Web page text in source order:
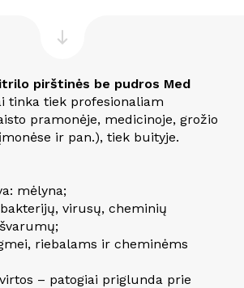
pirštinės be pudros Med
tinka tiek profesionaliam
pramonėje, medicinoje, grožio
ir pan.), tiek buityje.
mėlyna;
virusų, cheminių
riebalams ir cheminėms
– patogiai priglunda prie